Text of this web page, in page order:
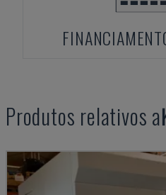
Produtos relativos a